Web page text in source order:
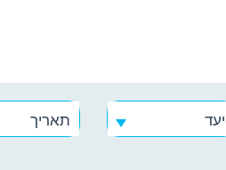
יעד תאריך